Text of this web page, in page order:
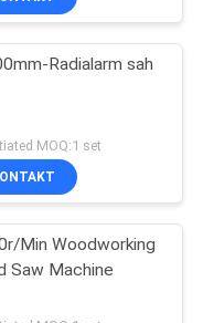
Radialarm sah
MOQ:1 set
Min Woodworking
Saw Machine